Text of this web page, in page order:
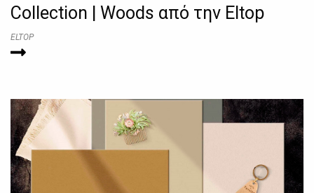
Collection | Woods από την Eltop
ELTOP